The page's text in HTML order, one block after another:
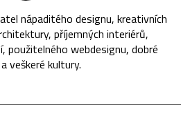
nápaditého designu, kreativních
příjemných interiérů,
použitelného webdesignu, dobré
veškeré kultury.